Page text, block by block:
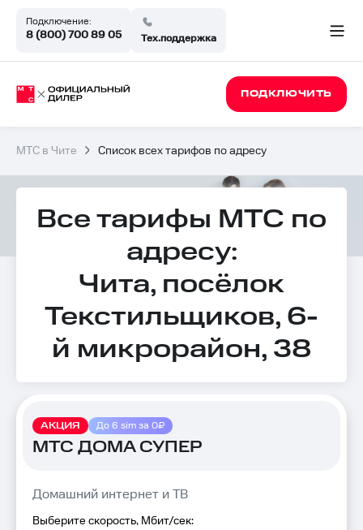
Подключение:
8 (800) 700 89 05 Тех.поддержка
ПОДКЛЮЧИТЬ
МТС в Чите Список всех тарифов по адресу
Все тарифы МТС по
адресу:
Чита, посёлок
Текстильщиков, 6-
й микрорайон, 38
АКЦИЯ До 6 sim за 0₽
МТС ДОМА СУПЕР
Домашний интернет и ТВ
Выберите скорость, Мбит/сек: